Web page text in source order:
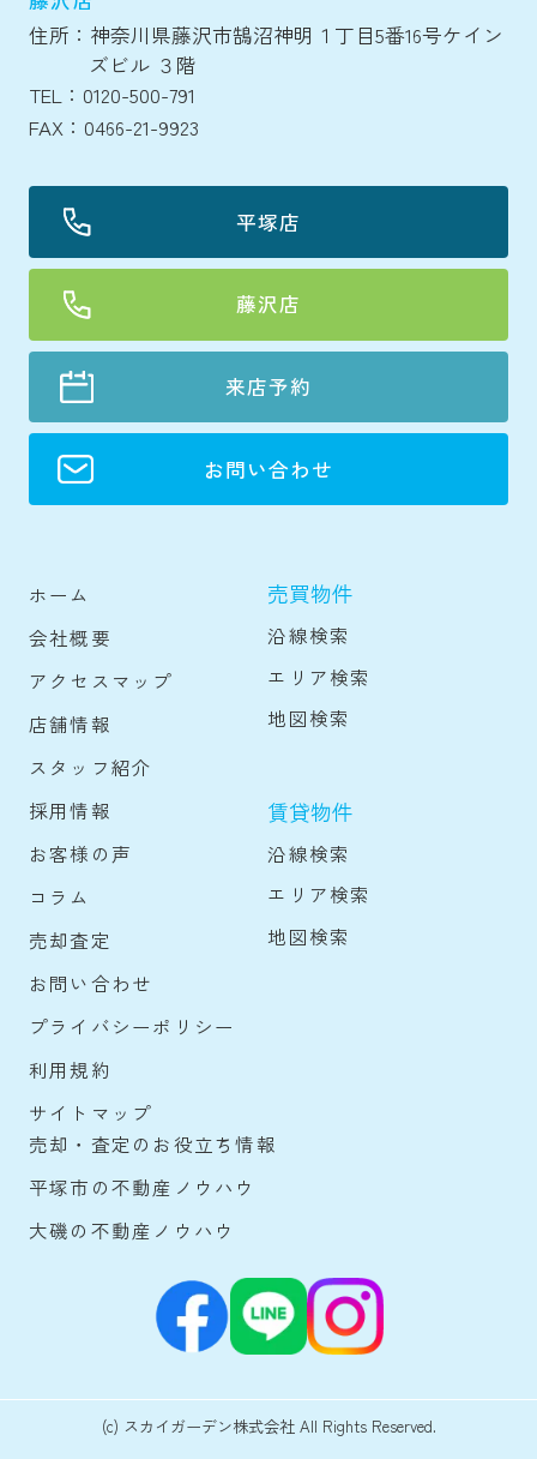
住所：神奈川県藤沢市鵠沼神明１丁目5番16号ケイン
ズビル ３階
TEL：0120-500-791
FAX：0466-21-9923
平塚店
藤沢店
来店予約
お問い合わせ
ホーム
会社概要
アクセスマップ
店舗情報
スタッフ紹介
採用情報
お客様の声
コラム
売却査定
お問い合わせ
プライバシーポリシー
利用規約
サイトマップ
売買物件
沿線検索
エリア検索
地図検索
賃貸物件
沿線検索
エリア検索
地図検索
売却・査定のお役立ち情報
平塚市の不動産ノウハウ
大磯の不動産ノウハウ
(c) スカイガーデン株式会社 All Rights Reserved.